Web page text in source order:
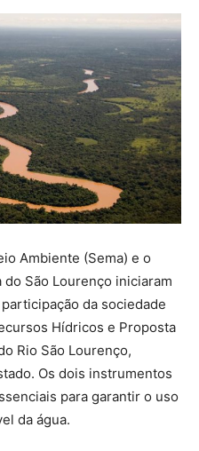
Ambiente (Sema) e o
São Lourenço iniciaram
da sociedade
Hídricos e Proposta
Rio São Lourenço,
Os dois instrumentos
para garantir o uso
da água.